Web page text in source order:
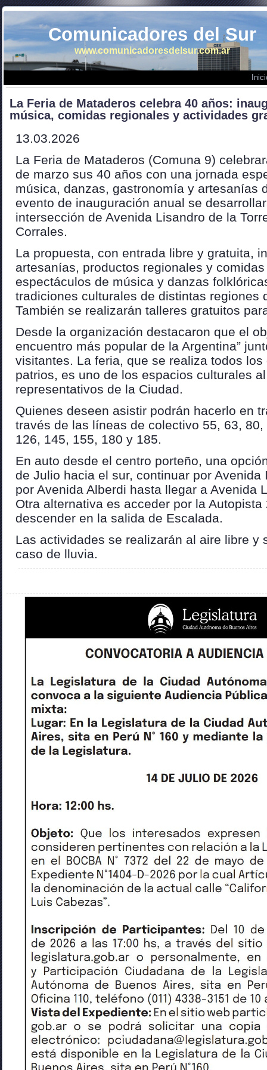
Comunicadores del Sur
www.comunicadoresdelsur.com.ar
La Feria de Mataderos celebra 40 años:
música, comidas regionales y actividades
13.03.2026
La Feria de Mataderos (Comuna 9)
de marzo sus 40 años con una jornada
música, danzas, gastronomía y artesanías
evento de inauguración anual se
intersección de Avenida Lisandro de la
Corrales.
La propuesta, con entrada libre y gratuita,
artesanías, productos regionales y
espectáculos de música y danzas
tradiciones culturales de distintas regiones
También se realizarán talleres gratuitos
Desde la organización destacaron que el
encuentro más popular de la Argentina”
visitantes. La feria, que se realiza todos
patrios, es uno de los espacios culturales
representativos de la Ciudad.
Quienes deseen asistir podrán hacerlo en
través de las líneas de colectivo 55, 63, 80,
126, 145, 155, 180 y 185.
En auto desde el centro porteño, una
de Julio hacia el sur, continuar por Avenida
por Avenida Alberdi hasta llegar a Avenida
Otra alternativa es acceder por la Autopista
descender en la salida de Escalada.
Las actividades se realizarán al aire libre y
caso de lluvia.